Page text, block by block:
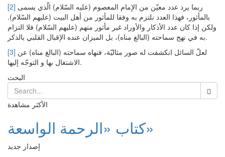
[2]
بالمأثور، فهذا العدد نلتزم به وفقا للمأثور من أهل البيت (عليهم السّلام).
ولكن إذا كان عدد الأذكار والأوراد غير مأثور منهم (عليهم السّلام) فلا التزام
به في نهج سماحته (البالغ مناه)، بل الميزان عنده الإقبال القلبي بالذكر.
[3]
الاشتغال بها و التوجّه إليها.
البحث
الأكثر مشاهدة
كتاب «الرحمة الواسعة»
إصدار جديد